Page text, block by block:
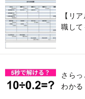
【リ
職し
さら
わかる